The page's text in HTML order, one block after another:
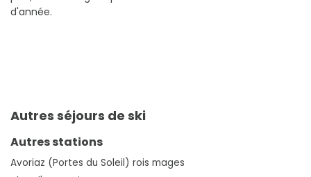
d'année.
Autres séjours de ski
Autres stations
Avoriaz (Portes du Soleil) rois mages